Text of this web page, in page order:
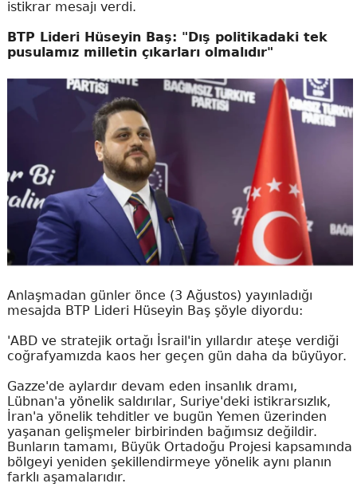
istikrar mesajı verdi.
BTP Lideri Hüseyin Baş: "Dış politikadaki tek
pusulamız milletin çıkarları olmalıdır"
Anlaşmadan günler önce (3 Ağustos) yayınladığı
mesajda BTP Lideri Hüseyin Baş şöyle diyordu:
'ABD ve stratejik ortağı İsrail'in yıllardır ateşe verdiği
coğrafyamızda kaos her geçen gün daha da büyüyor.
Gazze'de aylardır devam eden insanlık dramı,
Lübnan'a yönelik saldırılar, Suriye'deki istikrarsızlık,
İran'a yönelik tehditler ve bugün Yemen üzerinden
yaşanan gelişmeler birbirinden bağımsız değildir.
Bunların tamamı, Büyük Ortadoğu Projesi kapsamında
bölgeyi yeniden şekillendirmeye yönelik aynı planın
farklı aşamalarıdır.